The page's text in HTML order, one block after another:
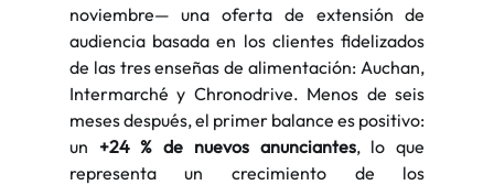
noviembre— una oferta de extensión de
audiencia basada en los clientes fidelizados
de las tres enseñas de alimentación: Auchan,
Intermarché y Chronodrive. Menos de seis
meses después, el primer balance es positivo:
un +24 % de nuevos anunciantes, lo que
representa un crecimiento de los